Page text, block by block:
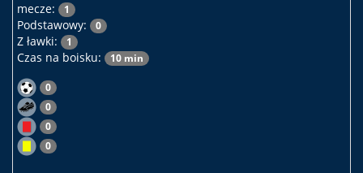
mecze: 1
Podstawowy: 0
Z ławki: 1
Czas na boisku: 10 min
0
0
0
0